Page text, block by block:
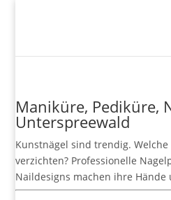
Maniküre, Pediküre,
Unterspreewald
Kunstnägel sind trendig.
verzichten? Professionelle
Naildesigns machen ihre Hände